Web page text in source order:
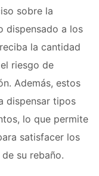
sobre la
dispensado a los
la cantidad
riesgo de
Además, estos
dispensar tipos
lo que permite
satisfacer los
su rebaño.